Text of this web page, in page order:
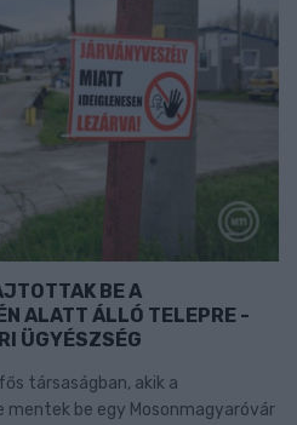
BE A
ALATT ÁLLÓ TELEPRE -
ÜGYÉSZSÉG
társaságban, akik a
be egy Mosonmagyaróvár